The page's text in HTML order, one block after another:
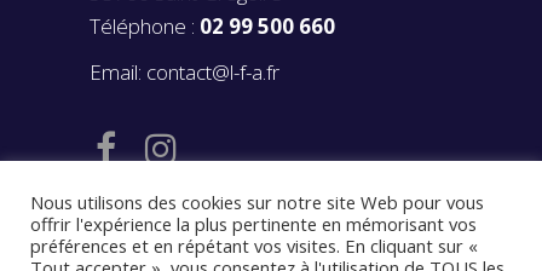
Téléphone : 02 99 500 660
Email: contact@l-f-a.fr
Nous utilisons des cookies sur notre site Web pour vous
offrir l'expérience la plus pertinente en mémorisant vos
préférences et en répétant vos visites. En cliquant sur «